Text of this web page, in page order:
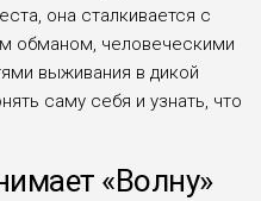
она сталкивается с
обманом, человеческими
выживания в дикой
саму себя и узнать, что
«Волну»